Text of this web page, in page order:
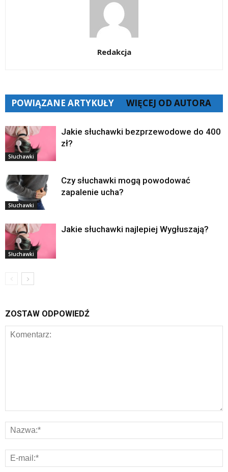
Redakcja
POWIĄZANE ARTYKUŁY WIĘCEJ OD AUTORA
Słuchawki
Jakie słuchawki bezprzewodowe do 400
zł?
Słuchawki
Czy słuchawki mogą powodować
zapalenie ucha?
Słuchawki
Jakie słuchawki najlepiej Wygłuszają?
ZOSTAW ODPOWIEDŹ